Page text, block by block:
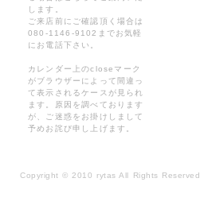
します。
ご来店前にご確認頂く場合は
080-1146-9102までお気軽
にお電話下さい。
カレンダー上のcloseマーク
がブラウザーによって間違っ
て表示されるケースが見られ
ます。原因を調べております
が、ご迷惑をお掛けしまして
予めお詫び申し上げます。
Copyright© 2010 rytas All Rights Reserved.